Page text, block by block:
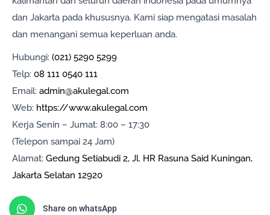
dan Jakarta pada khususnya. Kami siap mengatasi masalah
dan menangani semua keperluan anda.
Hubungi: (021) 5290 5299
Telp: 08 111 0540 111
Email: admin@akulegal.com
Web: https://www.akulegal.com
Kerja Senin – Jumat: 8:00 – 17:30
(Telepon sampai 24 Jam)
Alamat: Gedung Setiabudi 2, Jl. HR Rasuna Said Kuningan,
Jakarta Selatan 12920
Share on whatsApp